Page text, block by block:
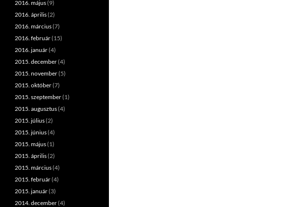
2016. május(9)
2016. április(2)
2016. március(7)
2016. február(15)
2016. január(4)
2015. december(4)
2015. november(5)
2015. október(7)
2015. szeptember(1)
2015. augusztus(4)
2015. július(2)
2015. június(4)
2015. május(1)
2015. április(2)
2015. március(4)
2015. február(4)
2015. január(3)
2014. december(4)